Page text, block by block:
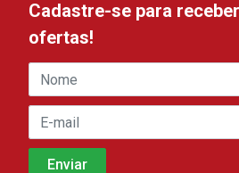
Cadastre-se para
ofertas!